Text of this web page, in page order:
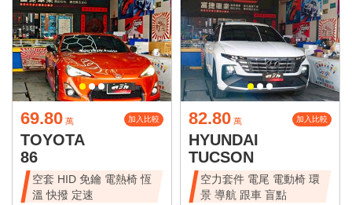
69.80 萬 加入比較
TOYOTA
86
空套 HID 免鑰 電熱椅 恆
溫 快撥 定速
82.80 萬 加入比較
HYUNDAI
TUCSON
空力套件 電尾 電動椅 環
景 導航 跟車 盲點